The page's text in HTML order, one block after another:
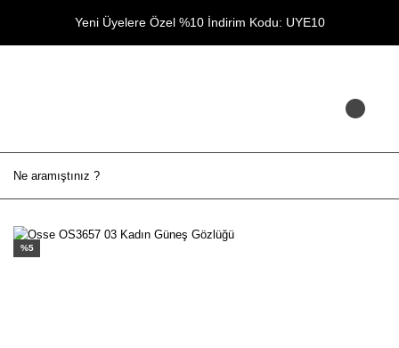
Yeni Üyelere Özel %10 İndirim Kodu: UYE10
%5